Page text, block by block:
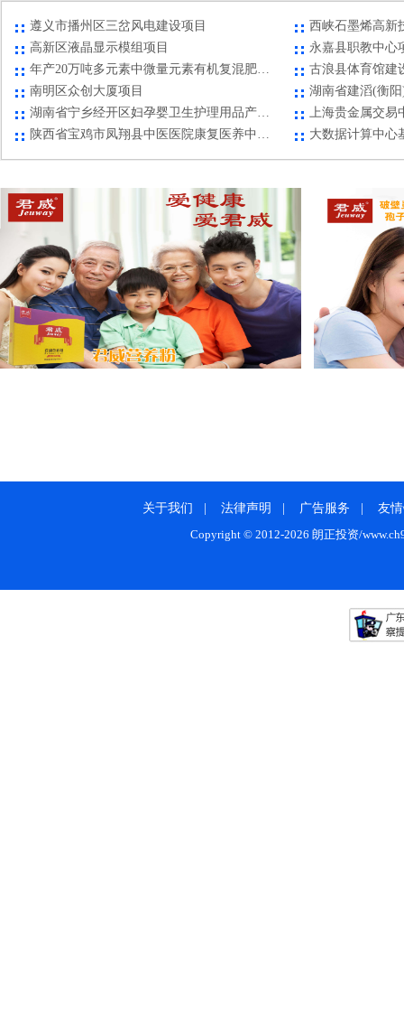
河南省焦作市博爱县中原LNG综合服务平台项目
商业（村镇）银
遵义市播州区三岔风电建设项目
西峡石墨烯高新
高新区液晶显示模组项目
永嘉县职教中心
古浪县体育馆建
南明区众创大厦项目
上海贵金属交易
大数据计算中心
关于我们 | 法律声明 | 广告服务 |
友
Copyright © 2012-2026 朗正投资/